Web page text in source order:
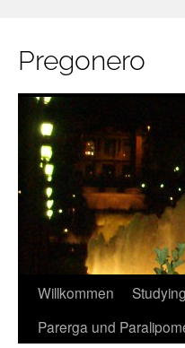
Pregonero
Skip
Willkommen
Parerga und